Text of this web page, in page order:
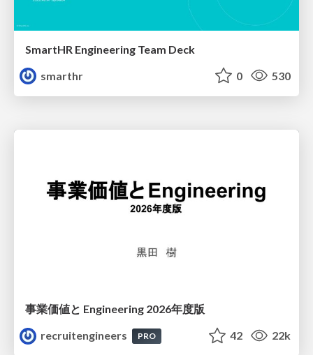
SmartHR Engineering Team Deck
smarthr
0 530
事業価値と Engineering 2026年度版
recruitengineers
PRO 42 22k